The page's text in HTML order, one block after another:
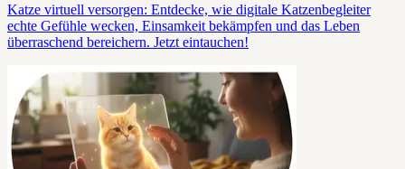
Katze virtuell versorgen: Entdecke, wie digitale Katzenbegleiter
echte Gefühle wecken, Einsamkeit bekämpfen und das Leben
überraschend bereichern. Jetzt eintauchen!